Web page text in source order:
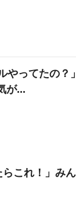
やってたの
が...
らこれ！」み